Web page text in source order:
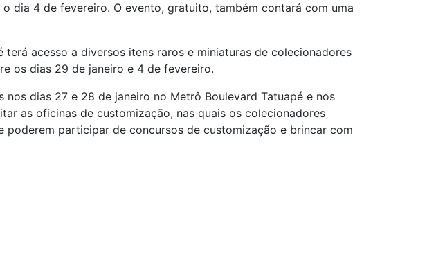
dia 4 de fevereiro. O evento, gratuito, também contará com uma
acesso a diversos itens raros e miniaturas de colecionadores
os dias 29 de janeiro e 4 de fevereiro.
dias 27 e 28 de janeiro no Metrô Boulevard Tatuapé e nos
as oficinas de customização, nas quais os colecionadores
poderem participar de concursos de customização e brincar com